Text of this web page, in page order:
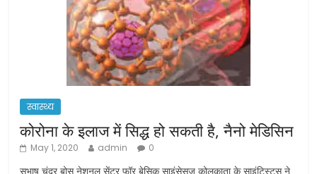
स्वास्थ्य
कोरोना के इलाज में सिद्ध हो सकती है, नैनो मेडिसिन
May 1, 2020 admin 0
सुभाष चंद्र बोस नेशनल सेंटर फॉर बेसिक साइंसेसज कोलकाता के साइंटिस्ट्स ने